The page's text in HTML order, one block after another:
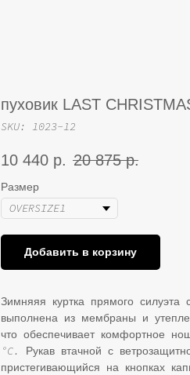
пуховик LAST
SKU: 1023-12
10 440 р. 20 875 р.
Размер
Добавить в корзину
Зимняяя куртка прямого
выполнена из мембраны и
что обеспечивает комфортное
°C. Рукав втачной с
пристегивающийся на кнопках